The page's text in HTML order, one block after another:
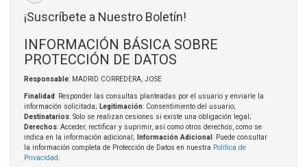
¡Suscríbete a Nuestro Boletín!
INFORMACIÓN BÁSICA SOBRE
PROTECCIÓN DE DATOS
Responsable: MADRID CORREDERA, JOSE
Finalidad: Responder las consultas planteadas por el usuario y enviarle la
información solicitada; Legitimación: Consentimiento del usuario;
Destinatarios: Solo se realizan cesiones si existe una obligación legal;
Derechos: Acceder, rectificar y suprimir, así como otros derechos, como se
indica en la información adicional;
Información Adicional : Puede consultar
la información completa de Protección de Datos en nuestra Política de
Privacidad